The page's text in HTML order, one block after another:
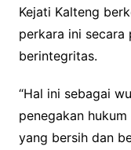
Kejati Kalteng
perkara ini secara
berintegritas.
“Hal ini sebagai
penegakan
yang bersih dan